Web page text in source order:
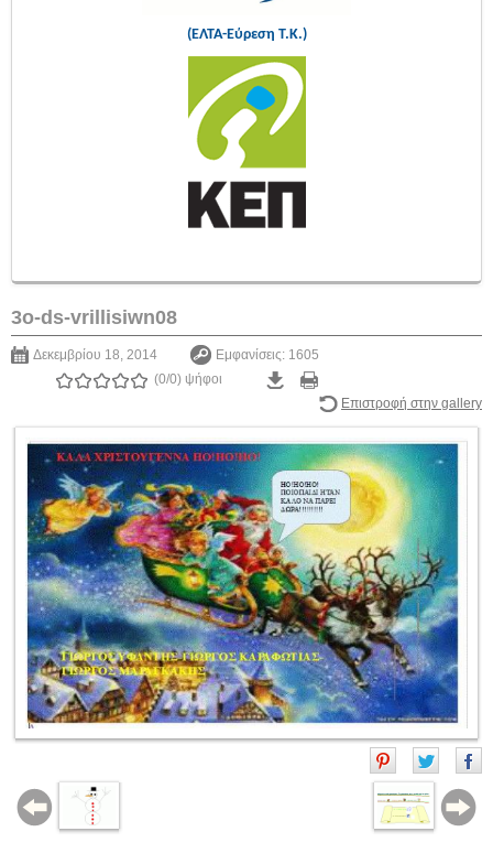
(ΕΛΤΑ-Εύρεση Τ.Κ.)
3o-ds-vrillisiwn08
Δεκεμβρίου 18, 2014
Εμφανίσεις: 1605
(0/0) ψήφοι
Επιστροφή στην gallery